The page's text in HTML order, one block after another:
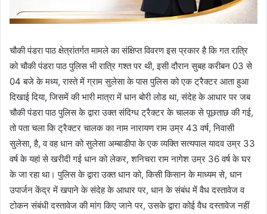
चौकी पंडरा पाठ क्षेत्रांतर्गत मामले का संक्षिप्त विवरण इस प्रकार है कि गत रात्रि
को चौकी पंडरा पाठ पुलिस भी रात्रि गश्त पर थी, इसी दौरान सुबह करीबन 03 से
04 बजे के मध्य, रास्ते में ग्राम सुलेसा के पास पुलिस को एक ट्रैक्टर आता हुआ
दिखाई दिया, जिसमें की भारी मात्रा में धान बोरी लोड था, संदेह के आधार पर जब
चौकी पंडरा पाठ पुलिस के द्वारा उक्त संदिग्ध ट्रैक्टर के चालक से पूछताछ की गई,
तो पता चला कि ट्रैक्टर चालक का नाम नारायण राम उम्र 43 वर्ष, निवासी
सुलेसा, है, व वह धान को सुलेसा अम्बाडीपा के एक व्यक्ति सत्यपाल यादव उम्र 33
वर्ष के यहां से खरीदी गई धान को लेकर, शनिचरा राम नागेश उम्र 36 वर्ष के घर
के जा रहा था। पुलिस के द्वारा उक्त धान को, किसी किसान के माध्यम से, धान
उपार्जन केंद्र में खपाने के संदेह के आधार पर, धान के संबंध में वैध दस्तावेज व
टोकन संबंधी दस्तावेज की मांग किए जाने पर, उसके द्वारा कोई वैध दस्तावेज नहीं